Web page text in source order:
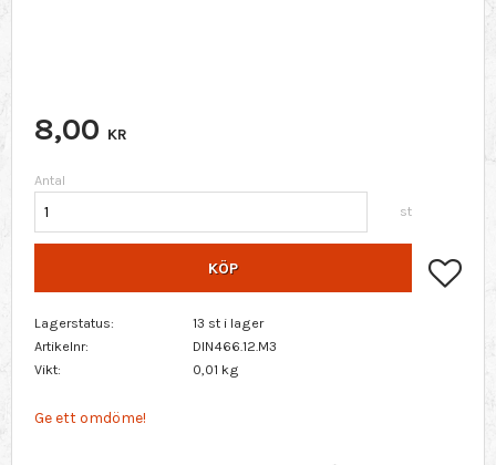
8,00 KR
Antal
st
KÖP
Lagerstatus
13 st i lager
Artikelnr
DIN466.12.M3
Vikt
0,01 kg
Ge ett omdöme!